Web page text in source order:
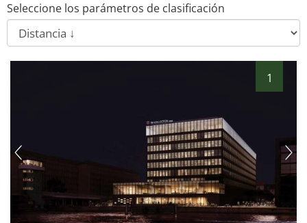
Seleccione los parámetros de clasificación
1